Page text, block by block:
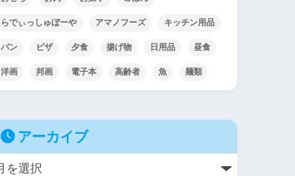
らでぃっしゅぼーや アマノフーズ キッチン用品
パン ピザ 夕食 揚げ物 日用品 昼食
洋画 邦画 電子本 高齢者 魚 麺類
アーカイブ